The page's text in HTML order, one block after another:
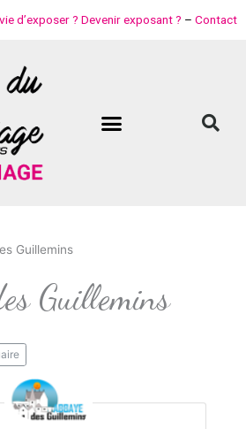
d’exposer ? Devenir exposant ? – Contact
Guillemins
Guillemins